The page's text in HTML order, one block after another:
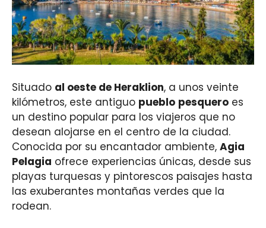
Situado al oeste de Heraklion, a unos veinte
kilómetros, este antiguo pueblo pesquero es
un destino popular para los viajeros que no
desean alojarse en el centro de la ciudad.
Conocida por su encantador ambiente, Agia
Pelagia ofrece experiencias únicas, desde sus
playas turquesas y pintorescos paisajes hasta
las exuberantes montañas verdes que la
rodean.